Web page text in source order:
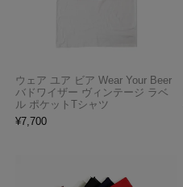
ウェア ユア ビア Wear Your Beer
バドワイザー ヴィンテージ ラベ
ル ポケットTシャツ
¥7,700